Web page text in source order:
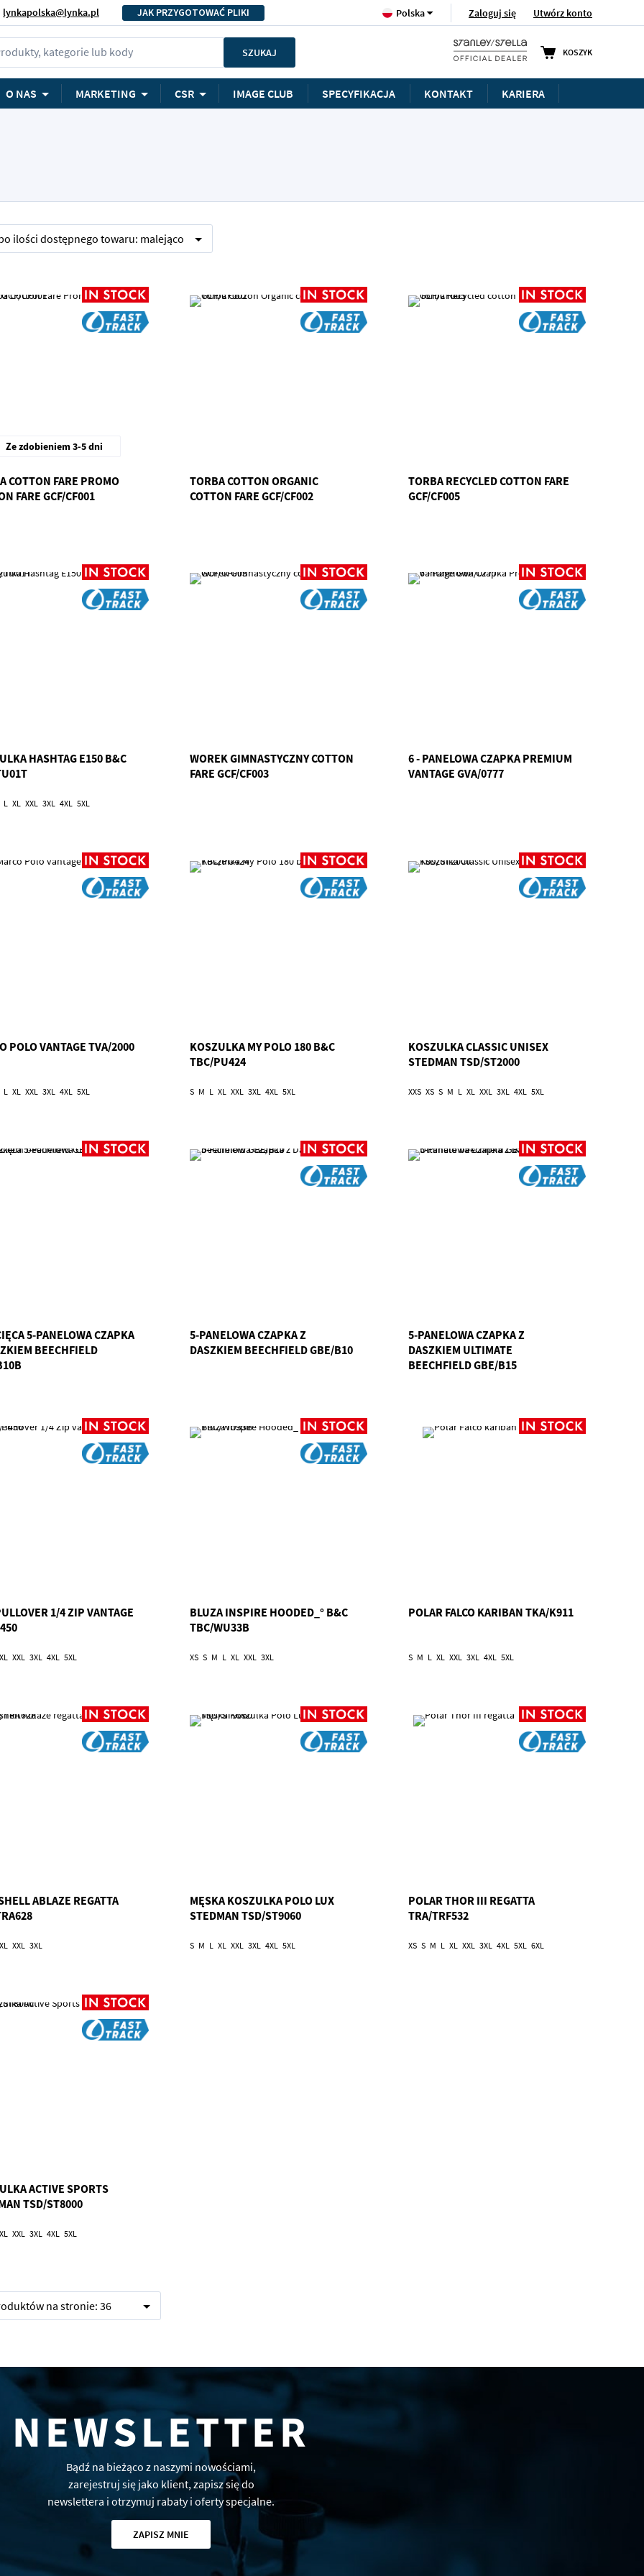
lynkapolska@lynka.pl JAK PRZYGOTOWAĆ PLIKI Zaloguj się Utwórz konto
Polska
KOSZYK
kategorie lub kody SZUKAJ
O NAS MARKETING CSR IMAGE CLUB SPECYFIKACJA KONTAKT KARIERA
ilości dostępnego towaru: malejąco
Ze zdobieniem 3-5 dni
COTTON FARE PROMO
FARE GCF/CF001
TORBA COTTON ORGANIC
COTTON FARE GCF/CF002
TORBA RECYCLED COTTON FARE
GCF/CF005
HASHTAG E150 B&C
L XL XXL 3XL 4XL 5XL
WOREK GIMNASTYCZNY COTTON
FARE GCF/CF003
6 - PANELOWA CZAPKA PREMIUM
VANTAGE GVA/0777
POLO VANTAGE TVA/2000
L XL XXL 3XL 4XL 5XL
KOSZULKA MY POLO 180 B&C
TBC/PU424
S M L XL XXL 3XL 4XL 5XL
KOSZULKA CLASSIC UNISEX
STEDMAN TSD/ST2000
XXS XS S M L XL XXL 3XL 4XL 5XL
5-PANELOWA CZAPKA
BEECHFIELD
5-PANELOWA CZAPKA Z
DASZKIEM BEECHFIELD GBE/B10
5-PANELOWA CZAPKA Z
DASZKIEM ULTIMATE
BEECHFIELD GBE/B15
1/4 ZIP VANTAGE
XL XXL 3XL 4XL 5XL
BLUZA INSPIRE HOODED_° B&C
TBC/WU33B
XS S M L XL XXL 3XL
POLAR FALCO KARIBAN TKA/K911
S M L XL XXL 3XL 4XL 5XL
ABLAZE REGATTA
XL XXL 3XL
MĘSKA KOSZULKA POLO LUX
STEDMAN TSD/ST9060
S M L XL XXL 3XL 4XL 5XL
POLAR THOR III REGATTA
TRA/TRF532
XS S M L XL XXL 3XL 4XL 5XL 6XL
ACTIVE SPORTS
TSD/ST8000
XL XXL 3XL 4XL 5XL
na stronie:36
NEWSLETTER
Bądź na bieżąco z naszymi nowościami,
zarejestruj się jako klient, zapisz się do
newslettera i otrzymuj rabaty i oferty specjalne.
ZAPISZ MNIE